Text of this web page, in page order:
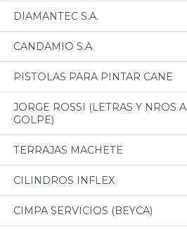
DIAMANTEC S.A.
CANDAMIO S.A.
PISTOLAS PARA PINTAR CANE
JORGE ROSSI (LETRAS Y NROS A
GOLPE)
TERRAJAS MACHETE
CILINDROS INFLEX
CIMPA SERVICIOS (BEYCA)